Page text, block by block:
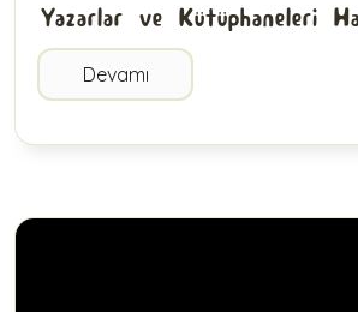
Yazarlar ve Kütüphaneleri
Devamı